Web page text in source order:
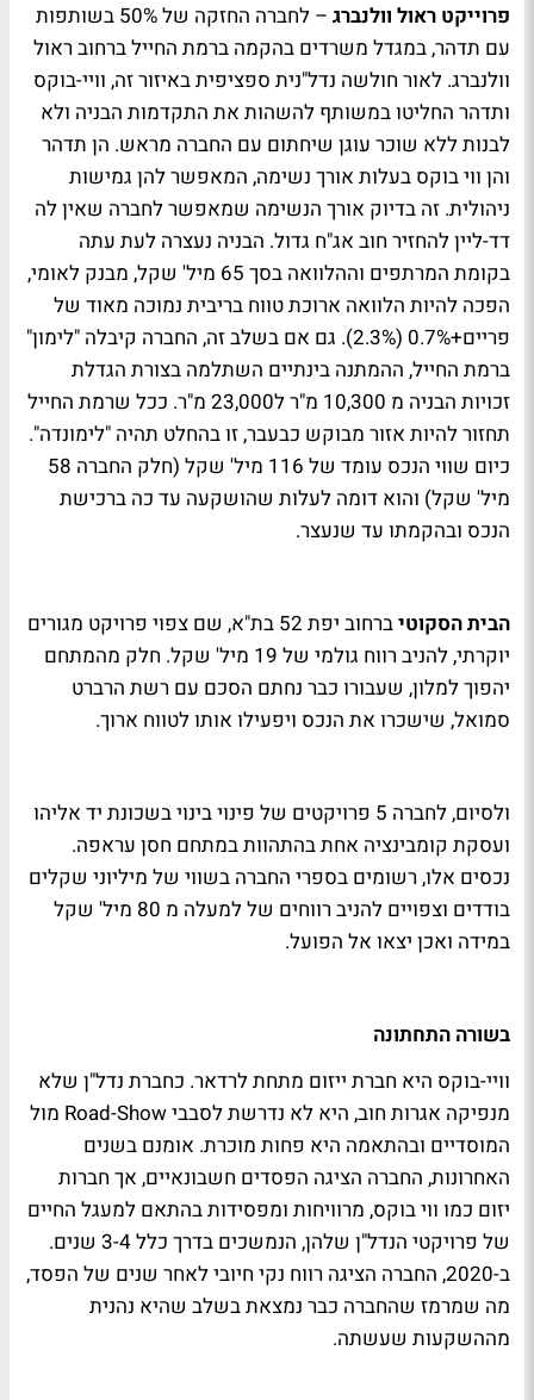
פרוייקט ראול וולנברג
– לחברה החזקה של 50% בשותפות
עם תדהר, במגדל משרדים בהקמה ברמת החייל ברחוב ראול
וולנברג. לאור חולשה נדל"נית ספציפית באיזור זה, וויי-בוקס
ותדהר החליטו במשותף להשהות את התקדמות הבניה ולא
לבנות ללא שוכר עוגן שיחתום עם החברה מראש. הן תדהר
והן ווי בוקס בעלות אורך נשימה, המאפשר להן גמישות
ניהולית. זה בדיוק אורך הנשימה שמאפשר לחברה שאין לה
דד-ליין להחזיר חוב אג"ח גדול. הבניה נעצרה לעת עתה
בקומת המרתפים וההלוואה בסך 65 מיל' שקל, מבנק לאומי,
הפכה להיות הלוואה ארוכת טווח בריבית נמוכה מאוד של
פריים+0.7% (2.3%). גם אם בשלב זה, החברה קיבלה "לימון"
ברמת החייל, ההמתנה בינתיים השתלמה בצורת הגדלת
זכויות הבניה מ 10,300 מ"ר ל23,000 מ"ר. ככל שרמת החייל
תחזור להיות אזור מבוקש כבעבר, זו בהחלט תהיה "לימונדה".
כיום שווי הנכס עומד של 116 מיל' שקל (חלק החברה 58
מיל' שקל) והוא דומה לעלות שהושקעה עד כה ברכישת
הנכס ובהקמתו עד שנעצר.
הבית הסקוטי
ברחוב יפת 52 בת"א, שם צפוי פרויקט מגורים
יוקרתי, להניב רווח גולמי של 19 מיל' שקל. חלק מהמתחם
יהפוך למלון, שעבורו כבר נחתם הסכם עם רשת הרברט
סמואל, שישכרו את הנכס ויפעילו אותו לטווח ארוך.
ולסיום, לחברה 5 פרויקטים של פינוי בינוי בשכונת יד אליהו
ועסקת קומבינציה אחת בהתהוות במתחם חסן עראפה.
נכסים אלו, רשומים בספרי החברה בשווי של מיליוני שקלים
בודדים וצפויים להניב רווחים של למעלה מ 80 מיל' שקל
במידה ואכן יצאו אל הפועל.
בשורה התחתונה
וויי-בוקס היא חברת ייזום מתחת לרדאר. כחברת נדל"ן שלא
מנפיקה אגרות חוב, היא לא נדרשת לסבביRoad-Show מול
המוסדיים ובהתאמה היא פחות מוכרת. אומנם בשנים
האחרונות, החברה הציגה הפסדים חשבונאיים, אך חברות
יזום כמו ווי בוקס, מרוויחות ומפסידות בהתאם למעגל החיים
של פרויקטי הנדל"ן שלהן, הנמשכים בדרך כלל 3-4 שנים.
ב-2020, החברה הציגה רווח נקי חיובי לאחר שנים של הפסד,
מה שמרמז שהחברה כבר נמצאת בשלב שהיא נהנית
מההשקעות שעשתה.